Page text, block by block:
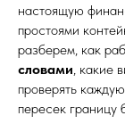
настоящую
простоями
разберем, как
словами , какие
проверять
пересек границу